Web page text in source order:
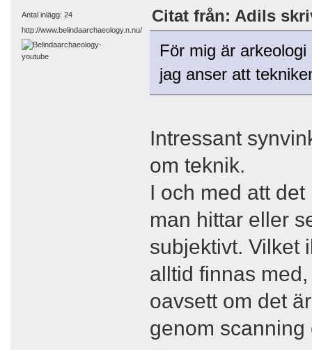
Antal inlägg: 24
http://www.belindaarchaeology.n.nu/
Citat från: Adils
För mig är
jag anser att
Intressant
om teknik.
I och med att
man hittar eller
subjektivt. Vilket
alltid finnas
oavsett om det
genom